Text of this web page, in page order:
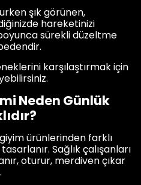
şık görünen,
hareketinizi
sürekli düzeltme
karşılaştırmak için
Neden Günlük
ürünlerinden farklı
Sağlık çalışanları
oturur, merdiven çıkar